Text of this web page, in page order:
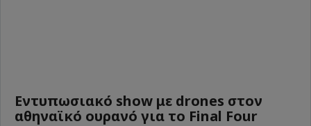
Εντυπωσιακό show με drones στον
αθηναϊκό ουρανό για το Final Four